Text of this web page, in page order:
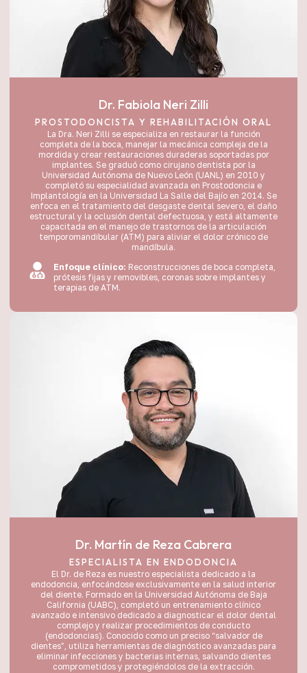
Dr. Fabiola Neri Zilli
PROSTODONCISTA Y REHABILITACIÓN ORAL
La Dra. Neri Zilli se especializa en restaurar la función
completa de la boca, manejar la mecánica compleja de la
mordida y crear restauraciones duraderas soportadas por
implantes. Se graduó como cirujano dentista por la
Universidad Autónoma de Nuevo León (UANL) en 2010 y
completó su especialidad avanzada en Prostodoncia e
Implantología en la Universidad La Salle del Bajío en 2014. Se
enfoca en el tratamiento del desgaste dental severo, el daño
estructural y la oclusión dental defectuosa, y está altamente
capacitada en el manejo de trastornos de la articulación
temporomandibular (ATM) para aliviar el dolor crónico de
mandíbula.
Enfoque clínico: Reconstrucciones de boca completa,
prótesis fijas y removibles, coronas sobre implantes y
terapias de ATM.
Dr. Martín de Reza Cabrera
ESPECIALISTA EN ENDODONCIA
El Dr. de Reza es nuestro especialista dedicado a la
endodoncia, enfocándose exclusivamente en la salud interior
del diente. Formado en la Universidad Autónoma de Baja
California (UABC), completó un entrenamiento clínico
avanzado e intensivo dedicado a diagnosticar el dolor dental
complejo y realizar procedimientos de conducto
(endodoncias). Conocido como un preciso “salvador de
dientes”, utiliza herramientas de diagnóstico avanzadas para
eliminar infecciones y bacterias internas, salvando dientes
comprometidos y protegiéndolos de la extracción.